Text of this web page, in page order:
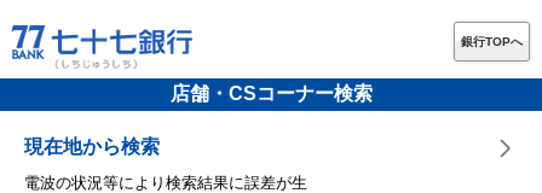
銀行TOPへ
店舗・CSコーナー検索
現在地から検索
電波の状況等により検索結果に誤差が生